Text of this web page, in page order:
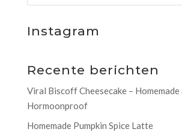
Instagram
Recente berichten
Viral Biscoff Cheesecake – Homemade
Hormoonproof
Homemade Pumpkin Spice Latte